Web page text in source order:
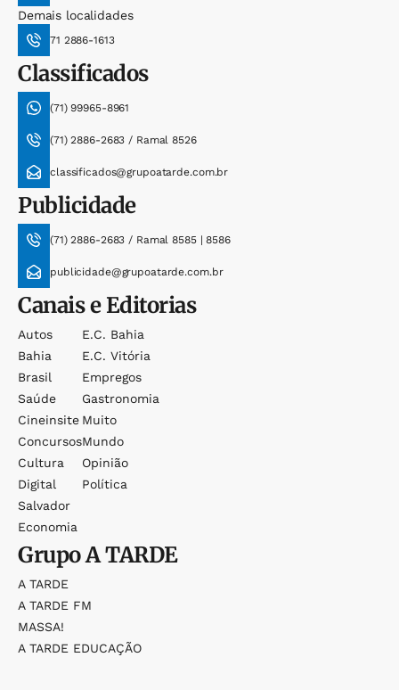
Demais localidades
71 2886-1613
Classificados
(71) 99965-8961
(71) 2886-2683 / Ramal 8526
classificados@grupoatarde.com.br
Publicidade
(71) 2886-2683 / Ramal 8585 | 8586
publicidade@grupoatarde.com.br
Canais e Editorias
Autos
Bahia
Brasil
Saúde
Cineinsite
Concursos
Cultura
Digital
Salvador
Economia
E.c. Bahia
E.c. Vitória
Empregos
Gastronomia
Muito
Mundo
Opinião
Política
GrupoA TARDE
A TARDE
A TARDE FM
MASSA!
A TARDE EDUCAÇÃO